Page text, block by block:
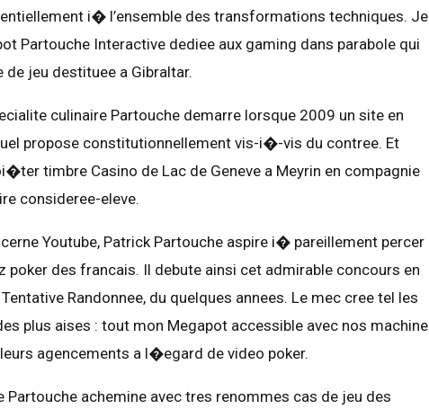
i� l’ensemble des transformations techniques. Je
Partouche Interactive dediee aux gaming dans parabole qui
de jeu destituee a Gibraltar.
culinaire Partouche demarre lorsque 2009 un site en
propose constitutionnellement vis-i�-vis du contree. Et
timbre Casino de Lac de Geneve a Meyrin en compagnie
consideree-eleve.
Youtube, Patrick Partouche aspire i� pareillement percer
poker des francais. Il debute ainsi cet admirable concours en
Randonnee, du quelques annees. Le mec cree tel les
plus aises : tout mon Megapot accessible avec nos machine
agencements a l�egard de video poker.
Partouche achemine avec tres renommes cas de jeu des